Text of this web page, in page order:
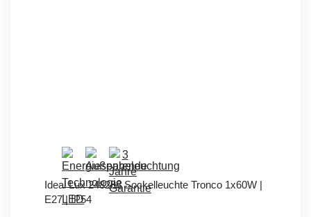
Ideal Lux 248288 Sockelleuchte Tronco 1x60W |
E27 | IP54